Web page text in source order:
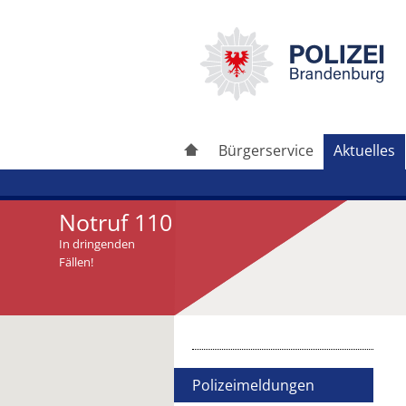
Bürgerservice Aktuelles
Notruf 110
In dringenden
Fällen!
Polizeimeldungen
Artikel weiterleiten